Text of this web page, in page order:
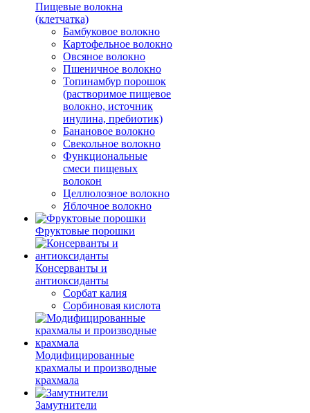
Пищевые волокна
(клетчатка)
Бамбуковое волокно
Картофельное волокно
Овсяное волокно
Пшеничное волокно
Топинамбур порошок
(растворимое пищевое
волокно, источник
инулина, пребиотик)
Банановое волокно
Свекольное волокно
Функциональные
смеси пищевых
волокон
Целлюлозное волокно
Яблочное волокно
Фруктовые порошки
Консерванты и
антиоксиданты
Сорбат калия
Сорбиновая кислота
Модифицированные
крахмалы и производные
крахмала
Замутнители